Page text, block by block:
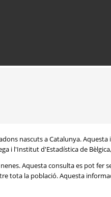
nascuts a Catalunya.
i l'Institut d'Estadística de
Aquesta consulta es pot fer
tota la població. Aquesta